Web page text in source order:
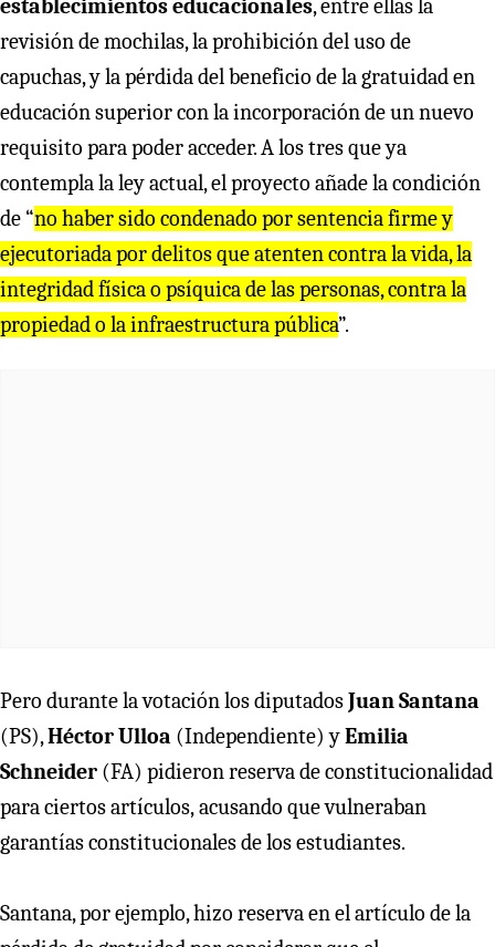
establecimientos educacionales, entre ellas la
revisión de mochilas, la prohibición del uso de
capuchas, y la pérdida del beneficio de la gratuidad en
educación superior con la incorporación de un nuevo
requisito para poder acceder. A los tres que ya
contempla la ley actual, el proyecto añade la condición
de “no haber sido condenado por sentencia firme y
ejecutoriada por delitos que atenten contra la vida, la
integridad física o psíquica de las personas, contra la
propiedad o la infraestructura pública”.
Pero durante la votación los diputadosJuan Santana
(PS),Héctor Ulloa (Independiente) yEmilia
Schneider (FA) pidieron reserva de constitucionalidad
para ciertos artículos,acusando que vulneraban
garantías constitucionales de los estudiantes.
Santana, por ejemplo, hizo reserva en el artículo de la